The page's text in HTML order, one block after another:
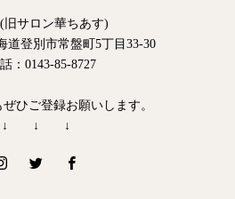
旧サロン華ちあす)
道登別市常盤町5丁目33-30
：0143-85-8727
ぜひご登録お願いします。
↓ ↓ ↓